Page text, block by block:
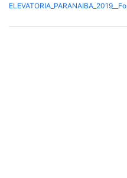
ELEVATORIA_PARANAIBA_2019__Fo